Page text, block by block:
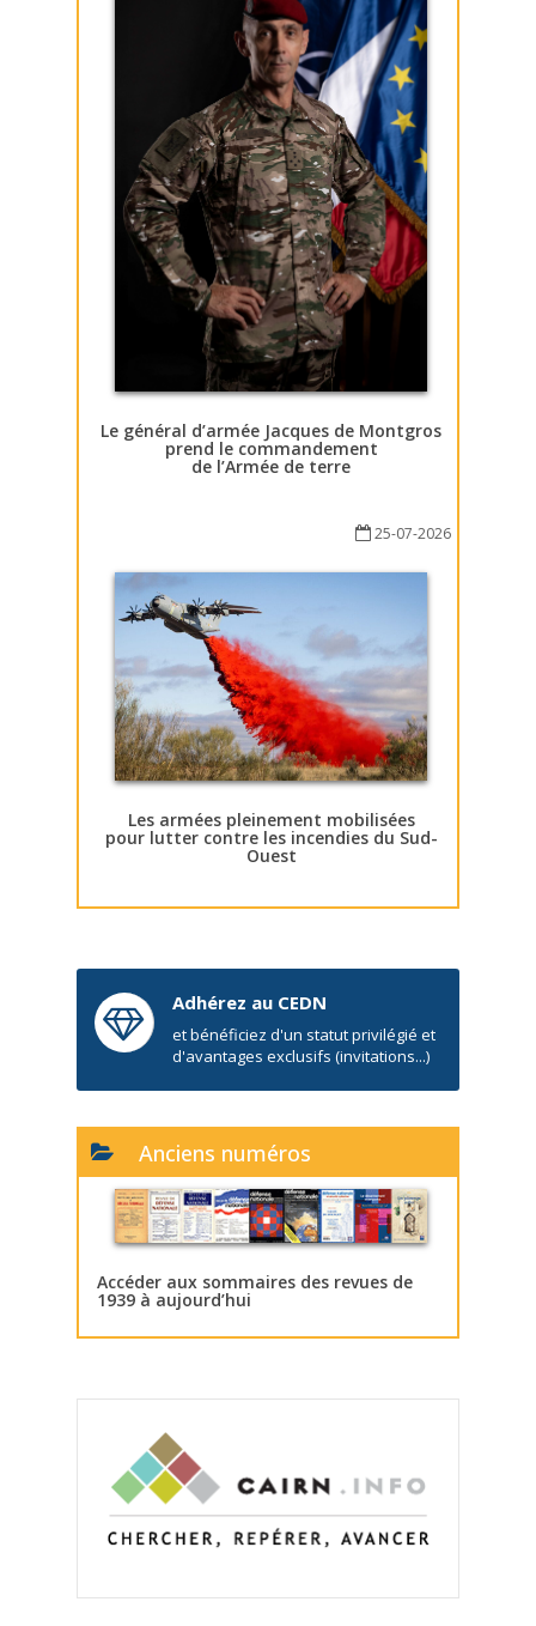
Le général d’armée Jacques de Montgros
prend le commandement
de l’Armée de terre
25-07-2026
Les armées pleinement mobilisées
pour lutter contre les incendies du Sud-
Ouest
Adhérez au CEDN
et bénéficiez d'un statut privilégié et
d'avantages exclusifs (invitations...)
Anciens numéros
Accéder aux sommaires des revues de
1939 à aujourd’hui